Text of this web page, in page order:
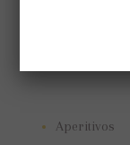
Aperitivos